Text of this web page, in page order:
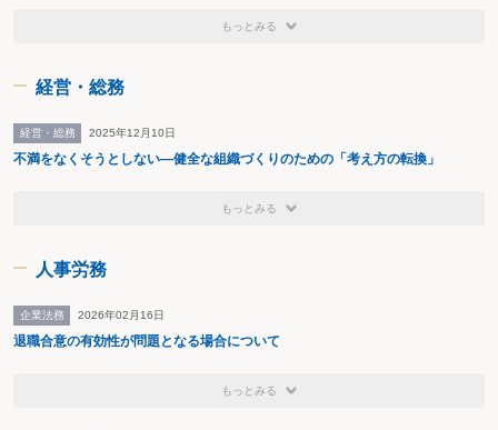
もっとみる
経営・総務
経営・総務 2025年12月10日
不満をなくそうとしない―健全な組織づくりのための「考え方の転換」
もっとみる
人事労務
企業法務 2026年02月16日
退職合意の有効性が問題となる場合について
もっとみる